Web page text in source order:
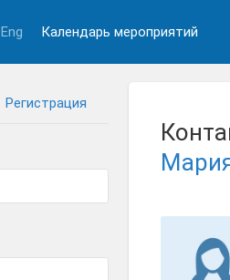
Eng Календарь мероприятий
Регистрация